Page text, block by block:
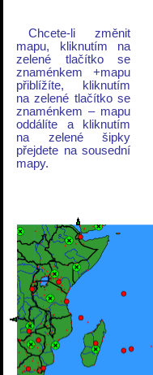
Chcete-li změnit
mapu, kliknutím na
zelené tlačítko se
znaménkem +mapu
přiblížíte, kliknutím
na zelené tlačítko se
znaménkem – mapu
oddálíte a kliknutím
na zelené šipky
přejdete na sousední
mapy.